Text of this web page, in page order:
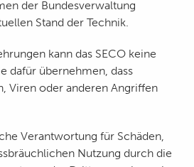
der Bundesverwaltung
Stand der Technik.
kann das SECO keine
dafür übernehmen, dass
Viren oder anderen Angriffen
Verantwortung für Schäden,
Nutzung durch die